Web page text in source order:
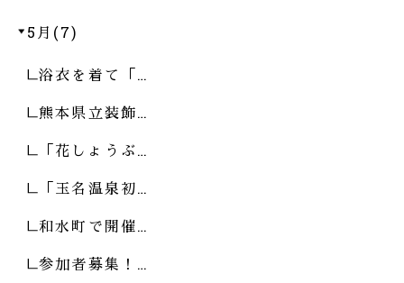
5月(7)
浴衣を着て「…
熊本県立装飾…
「花しょうぶ…
「玉名温泉初…
和水町で開催…
参加者募集！…